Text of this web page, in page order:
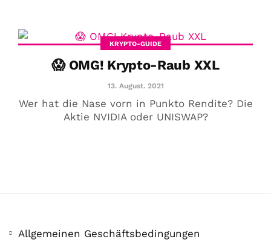
KRYPTO-GUIDE
😱 OMG! Krypto-Raub XXL
13. August. 2021
Wer hat die Nase vorn in Punkto Rendite? Die
Aktie NVIDIA oder UNISWAP?
Allgemeinen Geschäftsbedingungen